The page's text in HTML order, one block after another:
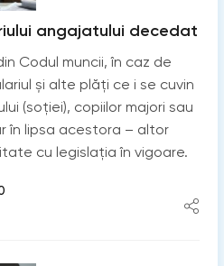
angajatului decedat
Codul muncii, în caz de
și alte plăți ce i se cuvin
(soției), copiilor majori sau
în lipsa acestora – altor
cu legislația în vigoare.